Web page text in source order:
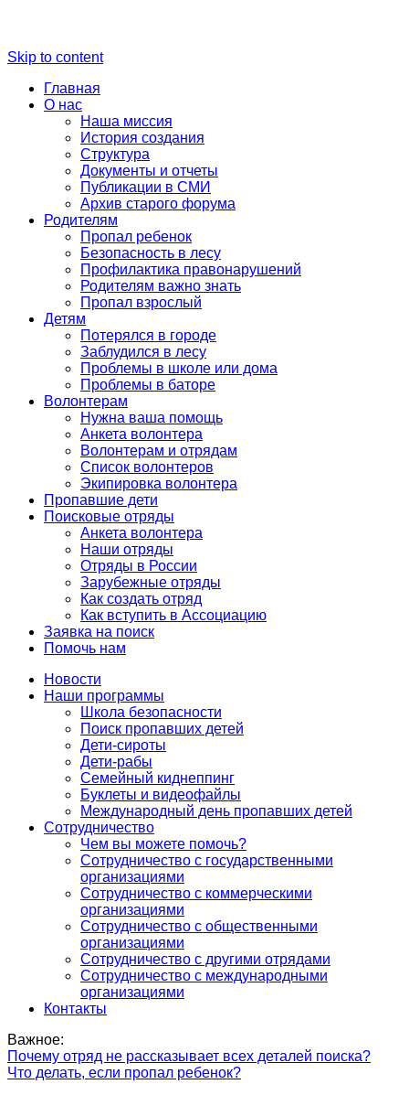
Skip to content
Главная
О нас
Наша миссия
История создания
Структура
Документы и отчеты
Публикации в СМИ
Архив старого форума
Родителям
Пропал ребенок
Безопасность в лесу
Профилактика правонарушений
Родителям важно знать
Пропал взрослый
Детям
Потерялся в городе
Заблудился в лесу
Проблемы в школе или дома
Проблемы в баторе
Волонтерам
Нужна ваша помощь
Анкета волонтера
Волонтерам и отрядам
Список волонтеров
Экипировка волонтера
Пропавшие дети
Поисковые отряды
Анкета волонтера
Наши отряды
Отряды в России
Зарубежные отряды
Как создать отряд
Как вступить в Ассоциацию
Заявка на поиск
Помочь нам
Новости
Наши программы
Школа безопасности
Поиск пропавших детей
Дети-сироты
Дети-рабы
Семейный киднеппинг
Буклеты и видеофайлы
Международный день пропавших детей
Сотрудничество
Чем вы можете помочь?
Сотрудничество с государственными
организациями
Сотрудничество с коммерческими
организациями
Сотрудничество с общественными
организациями
Сотрудничество с другими отрядами
Сотрудничество с международными
организациями
Контакты
Важное:
Почему отряд не рассказывает всех деталей поиска?
Что делать, если пропал ребенок?